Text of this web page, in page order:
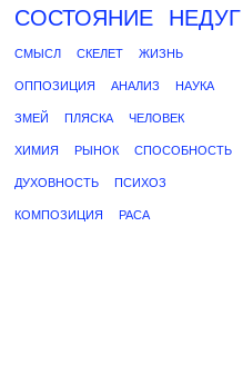
СОСТОЯНИЕ НЕДУГ
СМЫСЛ СКЕЛЕТ ЖИЗНЬ
ОППОЗИЦИЯ АНАЛИЗ НАУКА
ЗМЕЙ ПЛЯСКА ЧЕЛОВЕК
ХИМИЯ РЫНОК СПОСОБНОСТЬ
ДУХОВНОСТЬ ПСИХОЗ
КОМПОЗИЦИЯ РАСА